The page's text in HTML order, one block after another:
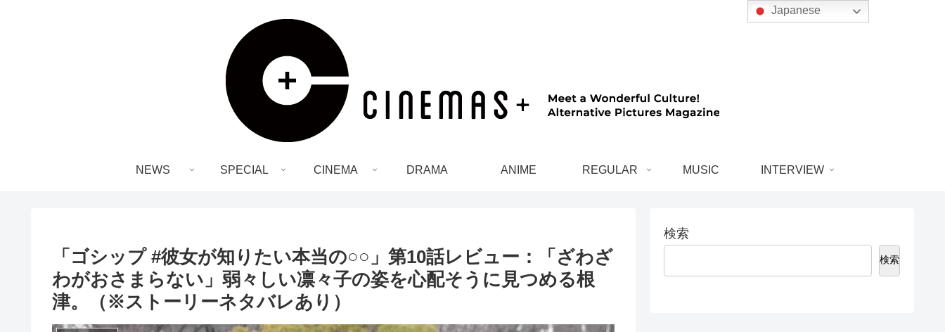
NEWS SPECIAL CINEMA DRAMA ANIME REGULAR MUSIC INTERVIEW
「ゴシップ #彼女が知りたい本当の○○」第10話レビュー：「ざわざ
わがおさまらない」弱々しい凛々子の姿を心配そうに見つめる根
津。（※ストーリーネタバレあり）
検索
検索
Japanese